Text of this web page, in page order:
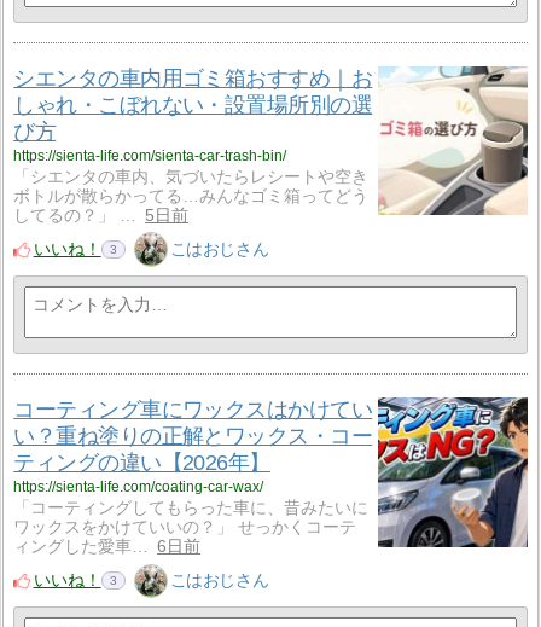
シエンタの車内用ゴミ箱おすすめ｜お
しゃれ・こぼれない・設置場所別の選
び方
https://sienta-life.com/sienta-car-trash-bin/
「シエンタの車内、気づいたらレシートや空き
ボトルが散らかってる…みんなゴミ箱ってどう
してるの？」 …
5日前
いいね！
3 こはおじさん
コーティング車にワックスはかけてい
い？重ね塗りの正解とワックス・コー
ティングの違い【2026年】
https://sienta-life.com/coating-car-wax/
「コーティングしてもらった車に、昔みたいに
ワックスをかけていいの？」 せっかくコーテ
ィングした愛車…
6日前
いいね！
3 こはおじさん